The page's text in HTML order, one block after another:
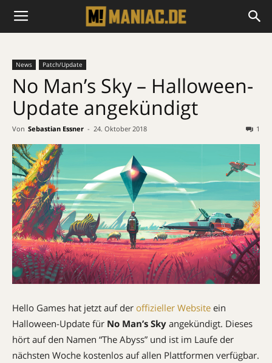
News Patch/Update
No Man’s Sky – Halloween-
Update angekündigt
Von Sebastian Essner - 24. Oktober 2018 1
Hello Games hat jetzt auf der offizieller Website ein
Halloween-Update für No Man’s Sky angekündigt. Dieses
hört auf den Namen “The Abyss” und ist im Laufe der
nächsten Woche kostenlos auf allen Plattformen verfügbar.